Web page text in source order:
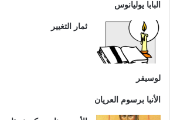
البابا يوليانوس
ثمار التغيير
لوسيفر
الأنبا برسوم العريان